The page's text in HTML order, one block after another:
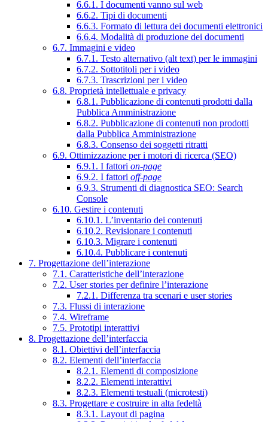
6.6.1. I documenti vanno sul web
6.6.2. Tipi di documenti
6.6.3. Formato di lettura dei documenti elettronici
6.6.4. Modalità di produzione dei documenti
6.7. Immagini e video
6.7.1. Testo alternativo (alt text) per le immagini
6.7.2. Sottotitoli per i video
6.7.3. Trascrizioni per i video
6.8. Proprietà intellettuale e privacy
6.8.1. Pubblicazione di contenuti prodotti dalla
Pubblica Amministrazione
6.8.2. Pubblicazione di contenuti non prodotti
dalla Pubblica Amministrazione
6.8.3. Consenso dei soggetti ritratti
6.9. Ottimizzazione per i motori di ricerca (SEO)
6.9.1. I fattori on-page
6.9.2. I fattori off-page
6.9.3. Strumenti di diagnostica SEO: Search
Console
6.10. Gestire i contenuti
6.10.1. L’inventario dei contenuti
6.10.2. Revisionare i contenuti
6.10.3. Migrare i contenuti
6.10.4. Pubblicare i contenuti
7. Progettazione dell’interazione
7.1. Caratteristiche dell’interazione
7.2. User stories per definire l’interazione
7.2.1. Differenza tra scenari e user stories
7.3. Flussi di interazione
7.4. Wireframe
7.5. Prototipi interattivi
8. Progettazione dell’interfaccia
8.1. Obiettivi dell’interfaccia
8.2. Elementi dell’interfaccia
8.2.1. Elementi di composizione
8.2.2. Elementi interattivi
8.2.3. Elementi testuali (microtesti)
8.3. Progettare e costruire in alta fedeltà
8.3.1. Layout di pagina